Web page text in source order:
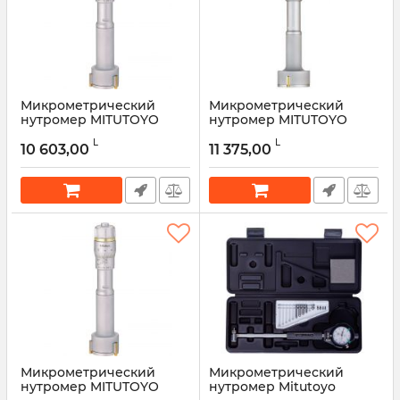
Микрометрический
нутромер MITUTOYO
трёхточечный
Артикул: 368‑166
10 603,00 L
Микрометрический
нутромер MITUTOYO
трёхточечный
Артикул: 368‑169
11 375,00 L
Микрометрический
нутромер MITUTOYO
Микрометрический
нутромер Mitutoyo